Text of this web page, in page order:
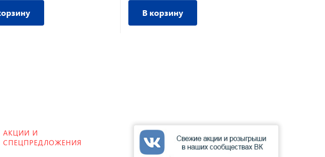
В корзину
АКЦИИ И
СПЕЦПРЕДЛОЖЕНИЯ